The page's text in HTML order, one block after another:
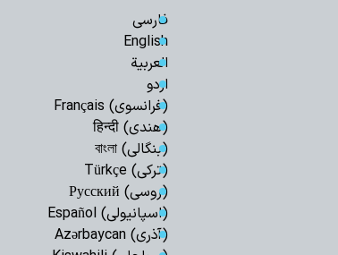
فارسی
English
العربیة
اردو
(فرانسوی) Français
(هندی) हिन्दी
(بنگالی) বাংলা
(ترکی) Türkçe
(روسی) Русский
(اسپانیولی) Español
(آذری) Azərbaycan